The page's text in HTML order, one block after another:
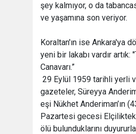
şey kalmıyor, o da
ve yaşamına son veriyor.
Koraltan'ın ise Ankara'ya
yeni bir lakabı vardır artık:
Canavarı.”
29 Eylül 1959 tarihli yerli
gazeteler, Süreyya
eşi Nükhet Anderiman’ın
Pazartesi gecesi
ölü bulunduklarını